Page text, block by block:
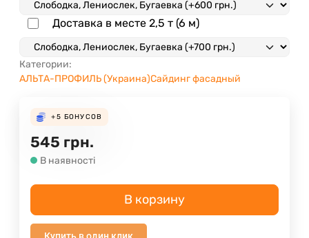
Доставка в месте 2,5 т (6 м)
Категории:
АЛЬТА-ПРОФИЛЬ (Украина)Сайдинг фасадный
+5 БОНУСОВ
545 грн.
В наявності
В корзину